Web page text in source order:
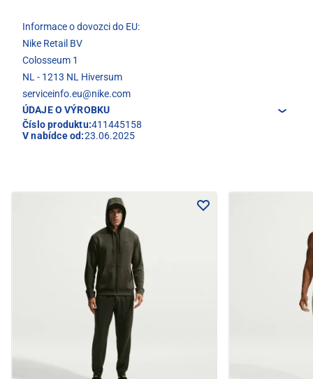
Informace o dovozci do EU:
Nike Retail BV
Colosseum 1
NL - 1213 NL Hiversum
serviceinfo.eu@nike.com
ÚDAJE O VÝROBKU
Číslo produktu:411445158
V nabídce od:23.06.2025